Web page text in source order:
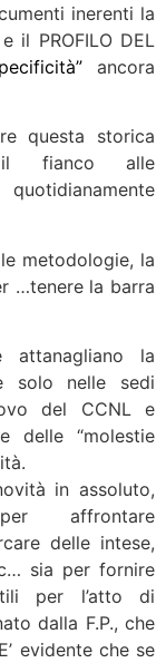
inerenti la
il PROFILO DEL
ancora
questa storica
fianco alle
metodologie, la
…tenere la barra
la
solo nelle sedi
del CCNL e
delle “molestie
in assoluto,
affrontare
delle intese,
sia per fornire
per l’atto di
dalla F.P., che
evidente che se